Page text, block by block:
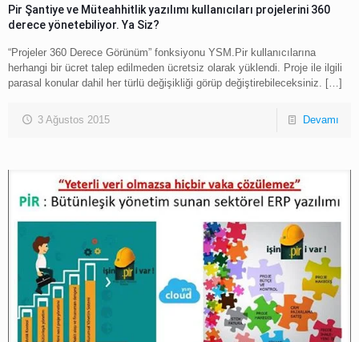
Pir Şantiye ve Müteahhitlik yazılımı kullanıcıları projelerini 360
derece yönetebiliyor. Ya Siz?
“Projeler 360 Derece Görünüm” fonksiyonu YSM.Pir kullanıcılarına
herhangi bir ücret talep edilmeden ücretsiz olarak yüklendi. Proje ile ilgili
parasal konular dahil her türlü değişikliği görüp değiştirebileceksiniz.
[…]
3 Ağustos 2015 Devamı